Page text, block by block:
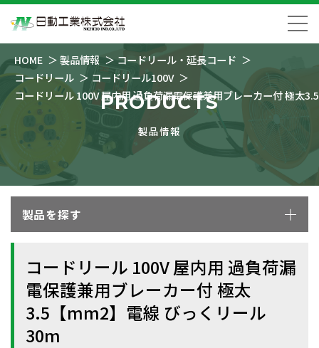
HOME 製品情報
コードリール・延長コード
コードリール
コードリール100V
コードリール 100V 屋内用 過負荷漏電保護兼用ブレーカー付 極太
PRODUCTS
製品情報
製品を探す
コードリール 100V 屋内用 過負荷漏
電保護兼用ブレーカー付 極太
3.5【mm2】電線 びっくリール
30m